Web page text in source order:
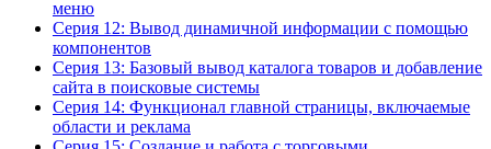
меню
Серия 12: Вывод динамичной информации с помощью
компонентов
Серия 13: Базовый вывод каталога товаров и добавление
сайта в поисковые системы
Серия 14: Функционал главной страницы, включаемые
области и реклама